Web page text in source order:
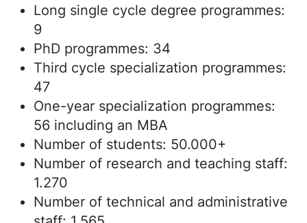
Long single cycle degree programmes:
9
PhD programmes: 34
Third cycle specialization programmes:
47
One-year specialization programmes:
56 including an MBA
Number of students: 50.000+
Number of research and teaching staff:
1.270
Number of technical and administrative